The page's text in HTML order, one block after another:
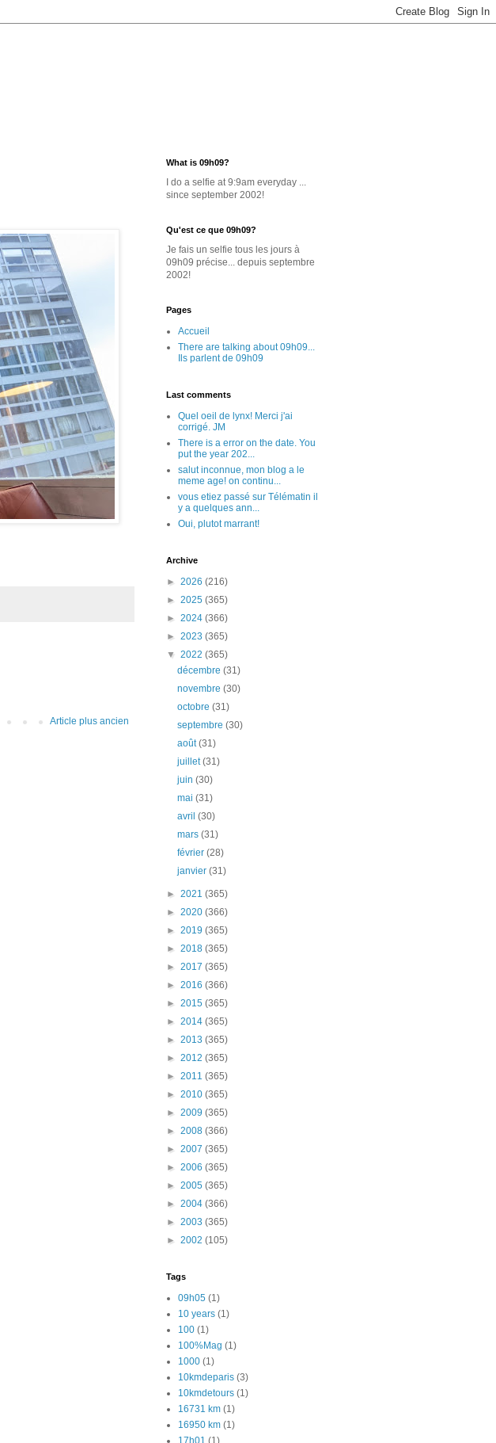
Article plus ancien
What is 09h09?
I do a selfie at 9:9am everyday ...
since september 2002!
Qu'est ce que 09h09?
Je fais un selfie tous les jours à
09h09 précise... depuis septembre
2002!
Pages
Accueil
There are talking about 09h09...
Ils parlent de 09h09
Last comments
Quel oeil de lynx! Merci j'ai
corrigé. JM
There is a error on the date. You
put the year 202...
salut inconnue, mon blog a le
meme age! on continu...
vous etiez passé sur Télématin il
y a quelques ann...
Oui, plutot marrant!
Archive
► 2026 (216)
► 2025 (365)
► 2024 (366)
► 2023 (365)
▼ 2022 (365)
décembre(31)
novembre(30)
octobre(31)
septembre(30)
août(31)
juillet(31)
juin(30)
mai(31)
avril(30)
mars(31)
février(28)
janvier(31)
► 2021 (365)
► 2020 (366)
► 2019 (365)
► 2018 (365)
► 2017 (365)
► 2016 (366)
► 2015 (365)
► 2014 (365)
► 2013 (365)
► 2012 (365)
► 2011 (365)
► 2010 (365)
► 2009 (365)
► 2008 (366)
► 2007 (365)
► 2006 (365)
► 2005 (365)
► 2004 (366)
► 2003 (365)
► 2002 (105)
Tags
09h05 (1)
10 years (1)
100 (1)
100%Mag (1)
1000 (1)
10kmdeparis (3)
10kmdetours (1)
16731 km (1)
16950 km (1)
17h01 (1)